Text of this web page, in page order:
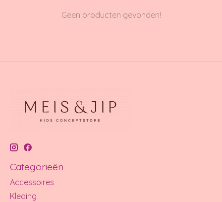
Geen producten gevonden!
Categorieën
Accessoires
Kleding